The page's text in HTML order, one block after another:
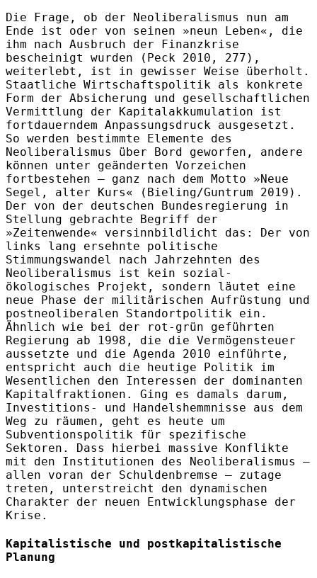
Die Frage, ob der Neoliberalismus nun am
Ende ist oder von seinen »neun Leben«, die
ihm nach Ausbruch der Finanzkrise
bescheinigt wurden (Peck 2010, 277),
weiterlebt, ist in gewisser Weise überholt.
Staatliche Wirtschaftspolitik als konkrete
Form der Absicherung und gesellschaftlichen
Vermittlung der Kapitalakkumulation ist
fortdauerndem Anpassungsdruck ausgesetzt.
So werden bestimmte Elemente des
Neoliberalismus über Bord geworfen, andere
können unter geänderten Vorzeichen
fortbestehen – ganz nach dem Motto »Neue
Segel, alter Kurs« (Bieling/Guntrum 2019).
Der von der deutschen Bundesregierung in
Stellung gebrachte Begriff der
»Zeitenwende« versinnbildlicht das: Der von
links lang ersehnte politische
Stimmungswandel nach Jahrzehnten des
Neoliberalismus ist kein sozial-
ökologisches Projekt, sondern läutet eine
neue Phase der militärischen Aufrüstung und
postneoliberalen Standortpolitik ein.
Ähnlich wie bei der rot-grün geführten
Regierung ab 1998, die die Vermögensteuer
aussetzte und die Agenda 2010 einführte,
entspricht auch die heutige Politik im
Wesentlichen den Interessen der dominanten
Kapitalfraktionen. Ging es damals darum,
Investitions- und Handelshemmnisse aus dem
Weg zu räumen, geht es heute um
Subventionspolitik für spezifische
Sektoren. Dass hierbei massive Konflikte
mit den Institutionen des Neoliberalismus –
allen voran der Schuldenbremse – zutage
treten, unterstreicht den dynamischen
Charakter der neuen Entwicklungsphase der
Krise.
Kapitalistische und postkapitalistische
Planung